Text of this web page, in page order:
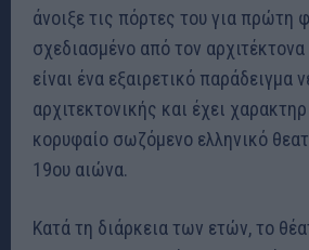
άνοιξε τις πόρτες του για πρώτη
σχεδιασμένο από τον
είναι ένα εξαιρετικό παράδειγμα
αρχιτεκτονικής και έχει
κορυφαίο σωζόμενο ελληνικό
19ου αιώνα.
Κατά τη διάρκεια των ετών, το